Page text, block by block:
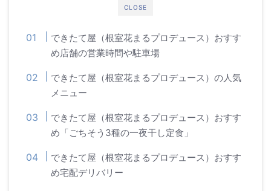
CLOSE
できたて屋（根室花まるプロデュース）おすす
め店舗の営業時間や駐車場
できたて屋（根室花まるプロデュース）の人気
メニュー
できたて屋（根室花まるプロデュース）おすす
め「ごちそう3種の一夜干し定食」
できたて屋（根室花まるプロデュース）おすす
め宅配デリバリー